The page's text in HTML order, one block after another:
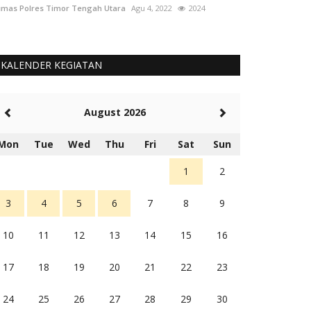
Polres Timor Tengah Utara Agu 4, 2022 2024
KALENDER KEGIATAN
August 2026
Tue Wed Thu Fri Sat Sun
1 2
3 4 5 6 7 8 9
10 11 12 13 14 15 16
17 18 19 20 21 22 23
24 25 26 27 28 29 30